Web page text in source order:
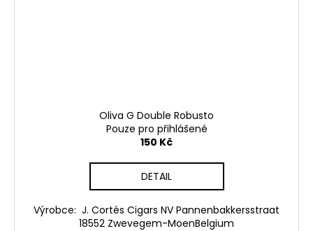
Oliva G Double Robusto
Pouze pro přihlášené
150 Kč
DETAIL
Výrobce: J. Cortés Cigars NV Pannenbakkersstraat
18552 Zwevegem-MoenBelgium